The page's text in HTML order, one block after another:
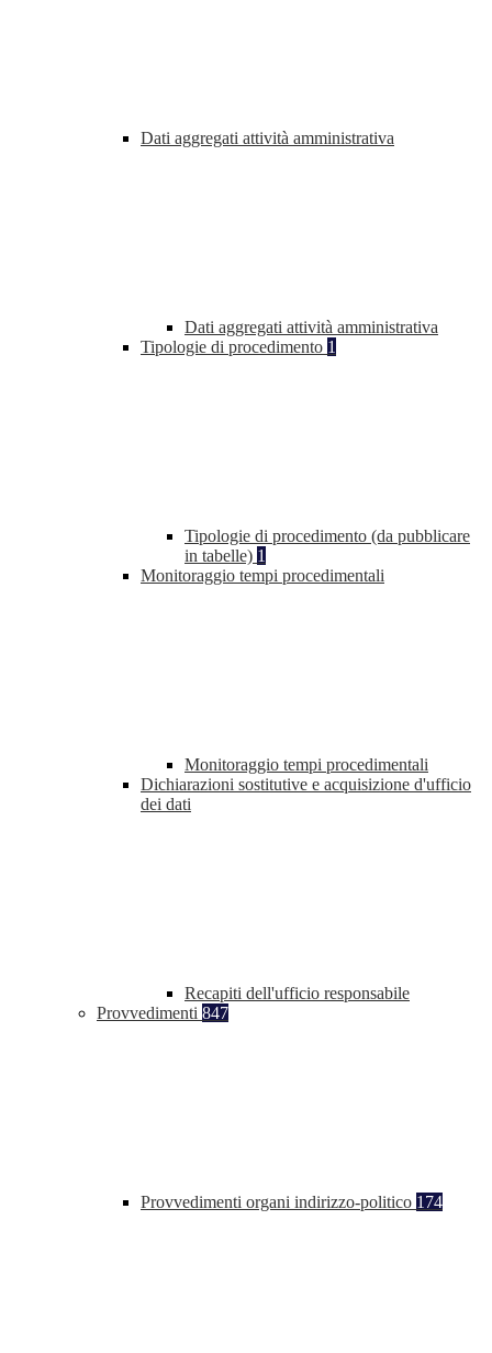
Dati aggregati attività amministrativa
Dati aggregati attività amministrativa
Tipologie di procedimento 1
Tipologie di procedimento (da pubblicare
in tabelle) 1
Monitoraggio tempi procedimentali
Monitoraggio tempi procedimentali
Dichiarazioni sostitutive e acquisizione d'ufficio
dei dati
Recapiti dell'ufficio responsabile
Provvedimenti 847
Provvedimenti organi indirizzo-politico 174